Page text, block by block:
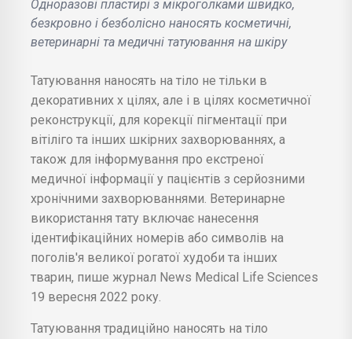
Одноразові пластирі з мікроголками швидко,
безкровно і безболісно наносять косметичні,
ветеринарні та медичні татуювання на шкіру
Татуювання наносять на тіло не тільки в
декоративних х цілях, але і в цілях косметичної
реконструкції, для корекції пігментації при
вітіліго та інших шкірних захворюваннях, а
також для інформування про екстреної
медичної інформації у пацієнтів з серйозними
хронічними захворюваннями. Ветеринарне
використання тату включає нанесення
ідентифікаційних номерів або символів на
поголів'я великої рогатої худоби та інших
тварин, пише журнал News Medical Life Sciences
19 вересня 2022 року.
Татуювання традиційно наносять на тіло